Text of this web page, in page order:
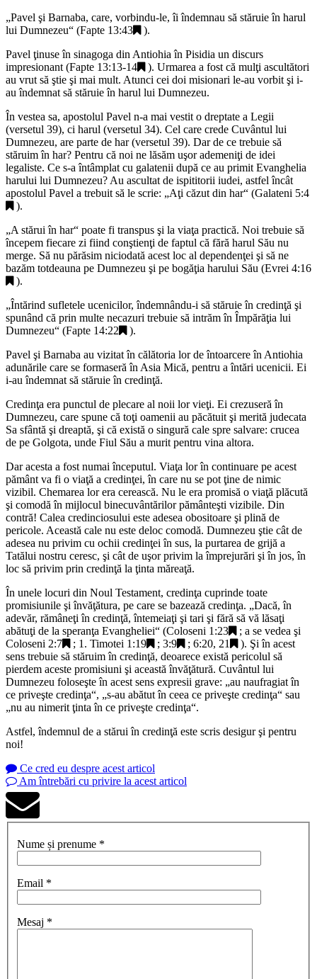
„Pavel şi Barnaba, care, vorbindu-le, îi îndemnau să stăruie în harul
lui Dumnezeu“ (Fapte 13:43
).
Pavel ţinuse în sinagoga din Antiohia în Pisidia un discurs
impresionant (Fapte 13:13-14
). Urmarea a fost că mulţi ascultători
au vrut să ştie şi mai mult. Atunci cei doi misionari le-au vorbit şi i-
au îndemnat să stăruie în harul lui Dumnezeu.
În vestea sa, apostolul Pavel n-a mai vestit o dreptate a Legii
(versetul 39), ci harul (versetul 34). Cel care crede Cuvântul lui
Dumnezeu, are parte de har (versetul 39). Dar de ce trebuie să
stăruim în har? Pentru că noi ne lăsăm uşor ademeniţi de idei
legaliste. Ce s-a întâmplat cu galatenii după ce au primit Evanghelia
harului lui Dumnezeu? Au ascultat de ispititorii iudei, astfel încât
apostolul Pavel a trebuit să le scrie: „Aţi căzut din har“ (Galateni 5:4
).
„A stărui în har“ poate fi transpus şi la viaţa practică. Noi trebuie să
începem fiecare zi fiind conştienţi de faptul că fără harul Său nu
merge. Să nu părăsim niciodată acest loc al dependenţei şi să ne
bazăm totdeauna pe Dumnezeu şi pe bogăţia harului Său (Evrei 4:16
).
„Întărind sufletele ucenicilor, îndemnându-i să stăruie în credinţă şi
spunând că prin multe necazuri trebuie să intrăm în Împărăţia lui
Dumnezeu“ (Fapte 14:22
).
Pavel şi Barnaba au vizitat în călătoria lor de întoarcere în Antiohia
adunările care se formaseră în Asia Mică, pentru a întări ucenicii. Ei
i-au îndemnat să stăruie în credinţă.
Credinţa era punctul de plecare al noii lor vieţi. Ei crezuseră în
Dumnezeu, care spune că toţi oamenii au păcătuit şi merită judecata
Sa sfântă şi dreaptă, şi că există o singură cale spre salvare: crucea
de pe Golgota, unde Fiul Său a murit pentru vina altora.
Dar acesta a fost numai începutul. Viaţa lor în continuare pe acest
pământ va fi o viaţă a credinţei, în care nu se pot ţine de nimic
vizibil. Chemarea lor era cerească. Nu le era promisă o viaţă plăcută
şi comodă în mijlocul binecuvântărilor pământeşti vizibile. Din
contră! Calea credinciosului este adesea obositoare şi plină de
pericole. Această cale nu este deloc comodă. Dumnezeu ştie cât de
adesea nu privim cu ochii credinţei în sus, la purtarea de grijă a
Tatălui nostru ceresc, şi cât de uşor privim la împrejurări şi în jos, în
loc să privim prin credinţă la ţinta măreaţă.
În unele locuri din Noul Testament, credinţa cuprinde toate
promisiunile şi învăţătura, pe care se bazează credinţa. „Dacă, în
adevăr, rămâneţi în credinţă, întemeiaţi şi tari şi fără să vă lăsaţi
abătuţi de la speranţa Evangheliei“ (Coloseni 1:23
; a se vedea şi
Coloseni 2:7
; 1. Timotei 1:19 ; 3:9 ; 6:20, 21
). Şi în acest
sens trebuie să stăruim în credinţă, deoarece există pericolul să
pierdem aceste promisiuni şi această învăţătură. Cuvântul lui
Dumnezeu foloseşte în acest sens expresii grave: „au naufragiat în
ce priveşte credinţa“, „s-au abătut în ceea ce priveşte credinţa“ sau
„nu au nimerit ţinta în ce priveşte credinţa“.
Astfel, îndemnul de a stărui în credinţă este scris desigur şi pentru
noi!
Ce cred eu despre acest articol
Am întrebări cu privire la acest articol
Nume și prenume *
Email *
Mesaj *